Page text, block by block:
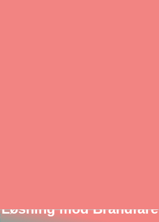
Løsning mod Brandfare